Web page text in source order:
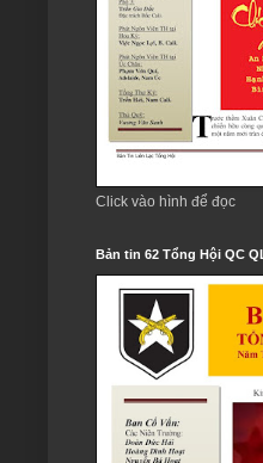
Click vào hình để đọc
Bản tin 62 Tổng Hội QC